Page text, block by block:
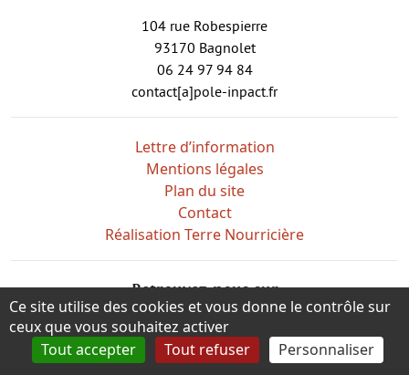
104 rue Robespierre
93170 Bagnolet
06 24 97 94 84
contact[a]pole-inpact.fr
Lettre d’information
Mentions légales
Plan du site
Contact
Réalisation Terre Nourricière
Retrouvez-nous sur
Ce site utilise des cookies et vous donne le contrôle sur
ceux que vous souhaitez activer
Tout accepter
Tout refuser Personnaliser